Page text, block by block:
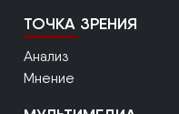
ТОЧКА ЗРЕНИЯ
Анализ
Мнение